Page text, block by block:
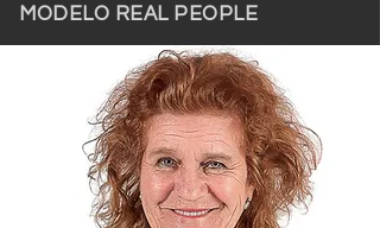
MODELO REAL PEOPLE